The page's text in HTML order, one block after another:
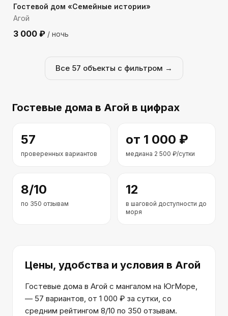
Гостевой дом «Семейные истории»
Агой
3 000 ₽ / ночь
Все 57 объекты с фильтром →
Гостевые дома в Агой в цифрах
57
проверенных вариантов
от 1 000 ₽
медиана 2 500 ₽/сутки
8/10
по 350 отзывам
12
в шаговой доступности до
моря
Цены, удобства и условия в Агой
Гостевые дома в Агой с мангалом на ЮгМоре,
— 57 вариантов, от 1 000 ₽ за сутки, со
средним рейтингом 8/10 по 350 отзывам.